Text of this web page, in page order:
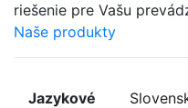
riešenie pre Vašu
Naše produkty
Jazykové